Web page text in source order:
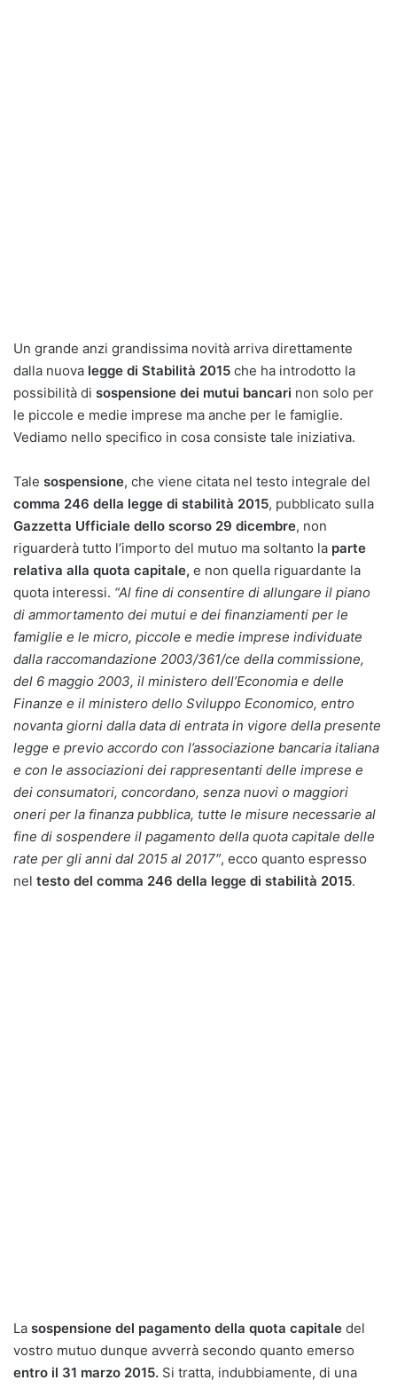
Un grande anzi grandissima novità arriva direttamente
dalla nuova legge di Stabilità 2015 che ha introdotto la
possibilità di sospensione dei mutui bancari non solo per
le piccole e medie imprese ma anche per le famiglie.
Vediamo nello specifico in cosa consiste tale iniziativa.
Tale sospensione, che viene citata nel testo integrale del
comma 246 della legge di stabilità 2015, pubblicato sulla
Gazzetta Ufficiale dello scorso 29 dicembre, non
riguarderà tutto l’importo del mutuo ma soltanto la parte
relativa alla quota capitale, e non quella riguardante la
quota interessi. “Al fine di consentire di allungare il piano
di ammortamento dei mutui e dei finanziamenti per le
famiglie e le micro, piccole e medie imprese individuate
dalla raccomandazione 2003/361/ce della commissione,
del 6 maggio 2003, il ministero dell’Economia e delle
Finanze e il ministero dello Sviluppo Economico, entro
novanta giorni dalla data di entrata in vigore della presente
legge e previo accordo con l’associazione bancaria italiana
e con le associazioni dei rappresentanti delle imprese e
dei consumatori, concordano, senza nuovi o maggiori
oneri per la finanza pubblica, tutte le misure necessarie al
fine di sospendere il pagamento della quota capitale delle
rate per gli anni dal 2015 al 2017″, ecco quanto espresso
nel testo del comma 246 della legge di stabilità 2015.
La sospensione del pagamento della quota capitale del
vostro mutuo dunque avverrà secondo quanto emerso
entro il 31 marzo 2015. Si tratta, indubbiamente, di una